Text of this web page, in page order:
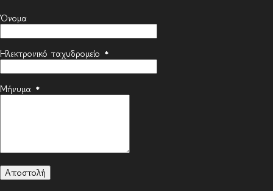
Όνομα
Ηλεκτρονικό ταχυδρομείο *
Μήνυμα *